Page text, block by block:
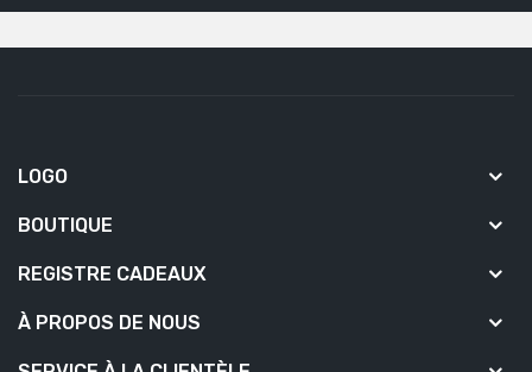
LOGO
BOUTIQUE
REGISTRE CADEAUX
À PROPOS DE NOUS